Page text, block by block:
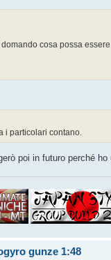
cosa possa
i particolari contano.
poi in futuro perché
gunze 1:48